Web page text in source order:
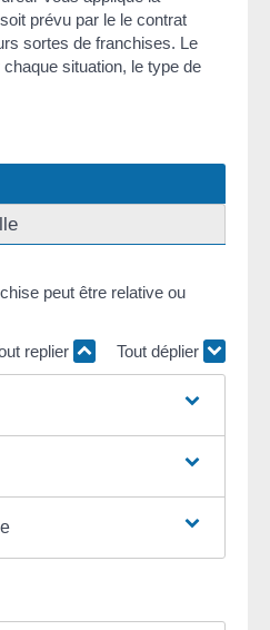
prévu par le le contrat
sortes de franchises. Le
situation, le type de
peut être relative ou
replier
Tout déplier